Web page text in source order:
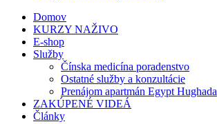
Domov
KURZY NAŽIVO
E-shop
Služby
Čínska medicína poradenstvo
Ostatné služby a konzultácie
Prenájom apartmán Egypt Hughada
ZAKÚPENÉ VIDEÁ
Články